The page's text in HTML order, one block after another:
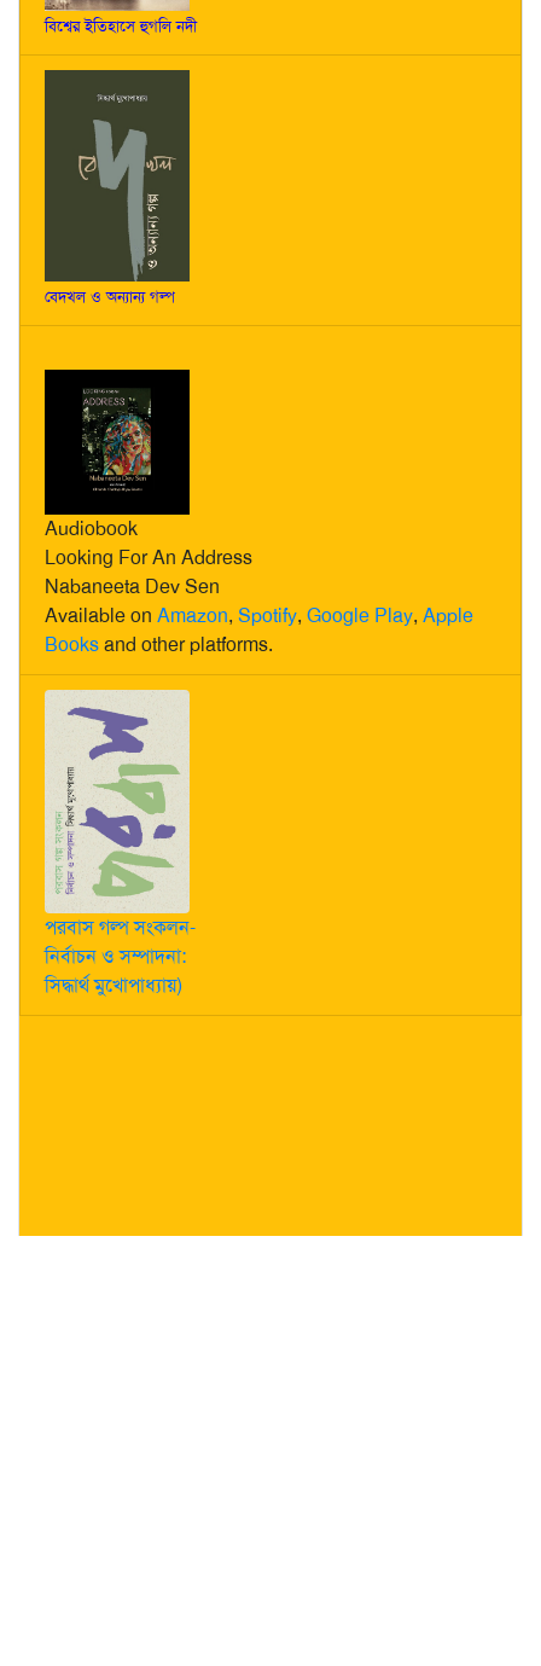
বিশ্বের ইতিহাসে হুগলি নদী
বেদখল ও অন্যান্য গল্প
Audiobook
Looking For An Address
Nabaneeta Dev Sen
Available on Amazon, Spotify, Google Play, Apple
Booksand other platforms.
পরবাস গল্প সংকলন-
নির্বাচন ও সম্পাদনা:
সিদ্ধার্থ মুখোপাধ্যায়)